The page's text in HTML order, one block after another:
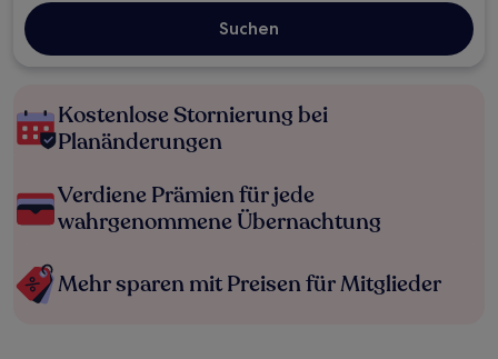
Suchen
Kostenlose Stornierung bei
Planänderungen
Verdiene Prämien für jede
wahrgenommene Übernachtung
Mehr sparen mit Preisen für Mitglieder